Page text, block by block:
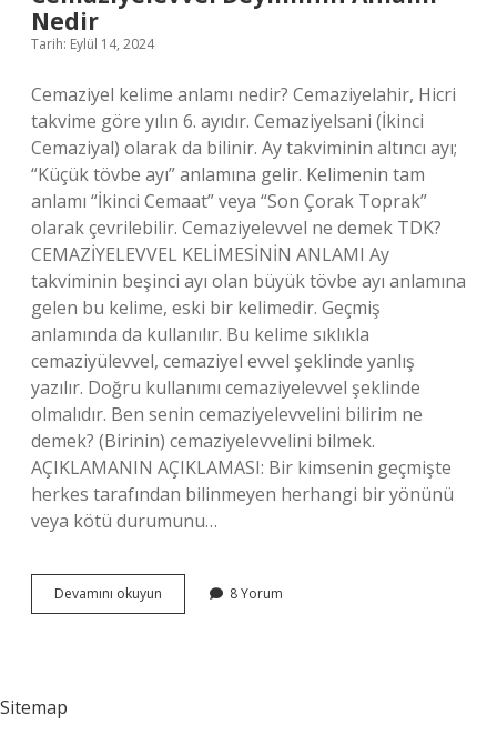
Nedir
Tarih: Eylül 14, 2024
Cemaziyel kelime anlamı nedir? Cemaziyelahir, Hicri
takvime göre yılın 6. ayıdır. Cemaziyelsani (İkinci
Cemaziyal) olarak da bilinir. Ay takviminin altıncı ayı;
“Küçük tövbe ayı” anlamına gelir. Kelimenin tam
anlamı “İkinci Cemaat” veya “Son Çorak Toprak”
olarak çevrilebilir. Cemaziyelevvel ne demek TDK?
CEMAZİYELEVVEL KELİMESİNİN ANLAMI Ay
takviminin beşinci ayı olan büyük tövbe ayı anlamına
gelen bu kelime, eski bir kelimedir. Geçmiş
anlamında da kullanılır. Bu kelime sıklıkla
cemaziyülevvel, cemaziyel evvel şeklinde yanlış
yazılır. Doğru kullanımı cemaziyelevvel şeklinde
olmalıdır. Ben senin cemaziyelevvelini bilirim ne
demek? (Birinin) cemaziyelevvelini bilmek.
AÇIKLAMANIN AÇIKLAMASI: Bir kimsenin geçmişte
herkes tarafından bilinmeyen herhangi bir yönünü
veya kötü durumunu…
Devamını okuyun Cemaziyelevvel
Deyiminin
8 Yorum
Sitemap